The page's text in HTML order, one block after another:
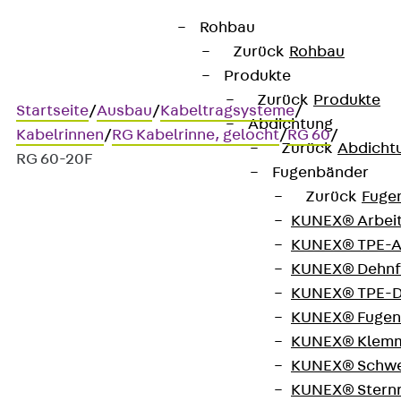
Rohbau
Zurück Rohbau
Produkte
Zurück Produkte
Abdichtung
Zurück
Fugenbänder
Zurück
KUNEX®
KUNEX®
KUNEX®
KUNEX®
KUNEX®
KUNEX®
KUNEX®
KUNEX®
Startseite/Ausbau/Kabeltragsysteme/
Kabelrinnen/RG Kabelrinne, gelocht/RG 60/
RG 60-20F
Kabelrinne, gelocht, Höhe =